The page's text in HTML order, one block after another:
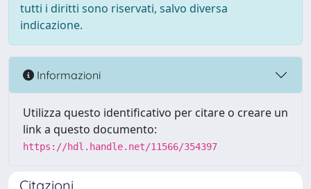
tutti i diritti sono riservati, salvo diversa
indicazione.
Informazioni
Utilizza questo identificativo per citare o creare un
link a questo documento:
https://hdl.handle.net/11566/354397
Citazioni